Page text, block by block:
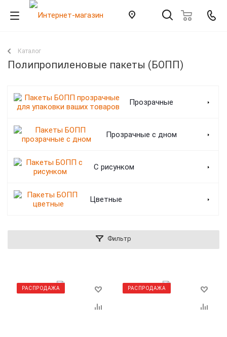
Каталог
Полипропиленовые пакеты (БОПП)
Прозрачные
Прозрачные с дном
С рисунком
Цветные
Фильтр
РАСПРОДАЖА РАСПРОДАЖА